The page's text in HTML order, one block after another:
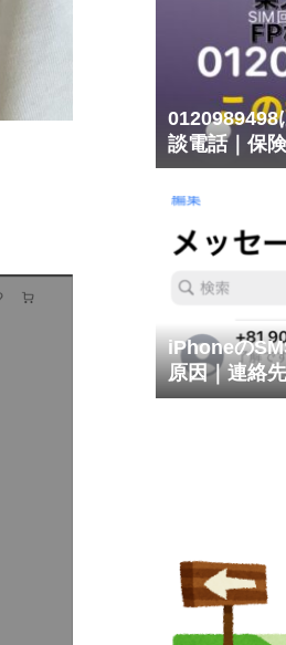
0120989498
談電話｜保
た
iPhoneの
原因｜連絡
法